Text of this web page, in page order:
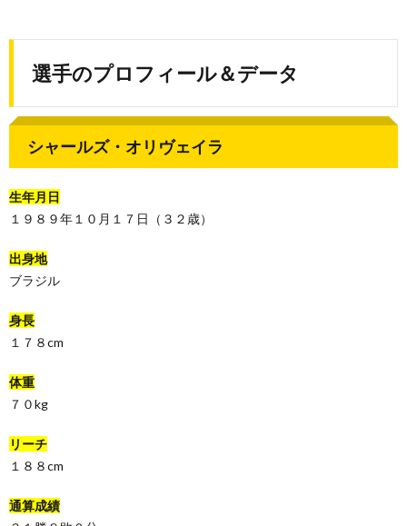
選手のプロフィール＆データ
シャールズ・オリヴェイラ
生年月日
１９８９年１０月１７日（３２歳）
出身地
ブラジル
身長
１７８cm
体重
７０kg
リーチ
１８８cm
通算成績